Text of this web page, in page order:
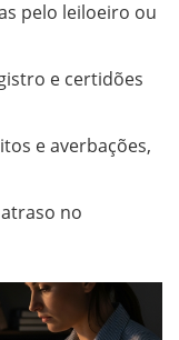
pelo leiloeiro ou
e certidões
e averbações,
no